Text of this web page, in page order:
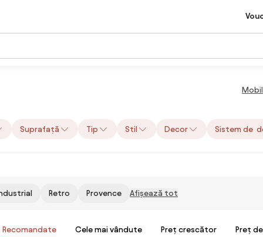
Suprafață Tip Stil Decor Sistem de
Afișează tot
Retro Provence
Recomandate Cele mai vândute Preț crescător Preț